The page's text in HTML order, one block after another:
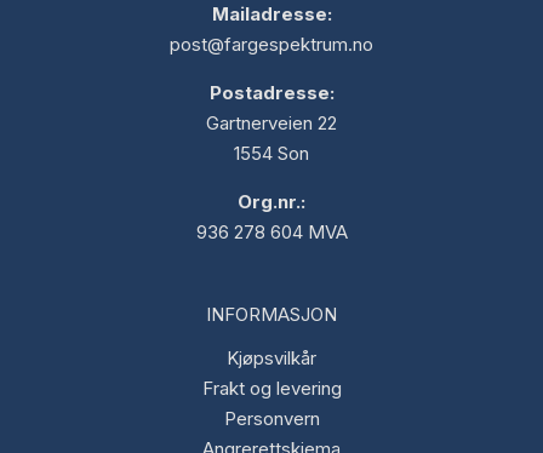
Mailadresse:
post@fargespektrum.no
Postadresse:
Gartnerveien 22
1554 Son
Org.nr.:
936 278 604 MVA
INFORMASJON
Kjøpsvilkår
Frakt og levering
Personvern